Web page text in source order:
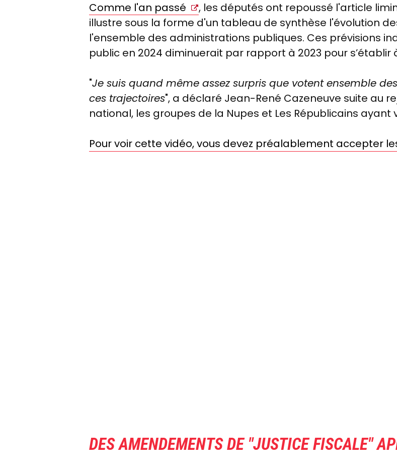
Comme l'an passé
, les députés ont repoussé l'article
illustre sous la forme d'un tableau de synthèse l'évolution
l'ensemble des administrations publiques. Ces prévisions
public en 2024 diminuerait par rapport à 2023 pour s’établir
"Je suis quand même assez surpris que votent ensemble
ces trajectoires", a déclaré Jean-René Cazeneuve suite au
national, les groupes de la Nupes et Les Républicains ayant
Pour voir cette vidéo, vous devez préalablement accepter
DES AMENDEMENTS DE "JUSTICE FISCALE"